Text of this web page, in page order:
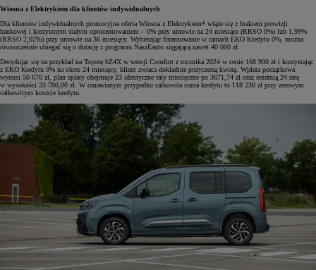
Wiosna z Elektrykiem dla klientów indywidualnych
Dla klientów indywidualnych promocyjna oferta Wiosna z Elektrykiem* wiąże się z brakiem prowizji
bankowej i korzystnym stałym oprocentowaniem – 0% przy umowie na 24 miesiące (RRSO 0%) lub 1,99%
(RRSO 2,02%) przy umowie na 36 miesięcy. Wybierając finansowanie w ramach EKO Kredytu 0%, można
równocześnie ubiegać się o dotację z programu NaszEauto sięgającą nawet 40 000 zł.
Decydując się na przykład na Toyotę bZ4X w wersji Comfort z rocznika 2024 w cenie 168 900 zł i korzystając
z EKO Kredytu 0% na okres 24 miesięcy, klient zwraca dokładnie pożyczoną kwotę. Wpłata początkowa
wynosi 50 670 zł, plan spłaty obejmuje 23 identyczne raty miesięczne po 3671,74 zł oraz ostatnią 24 ratę
w wysokości 33 780,00 zł. W omawianym przypadku całkowita suma kredytu to 118 230 zł przy zerowym
całkowitym koszcie kredytu.